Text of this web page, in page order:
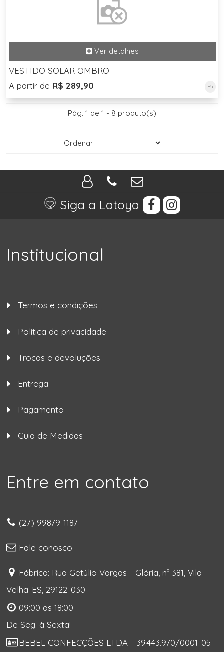
VESTIDO SOLAR OMBRO
A partir de R$ 289,90 +5
Pág. 1 de 1 - 8 produto(s)
Siga a Latoya
Institucional
Termos e condições
Política de privacidade
Trocas e devoluções
Entrega
Pagamento
Guia de Medidas
Entre em contato
(27) 99879-1187
Fale conosco
Fábrica: Rua Getúlio Vargas - Glória, nº 381, Vila
Velha-ES, 29122-030
09:00 as 18:00
De Seg. à Sexta!
BEBEL CONFECÇÕES LTDA - 39.443.970/0001-05